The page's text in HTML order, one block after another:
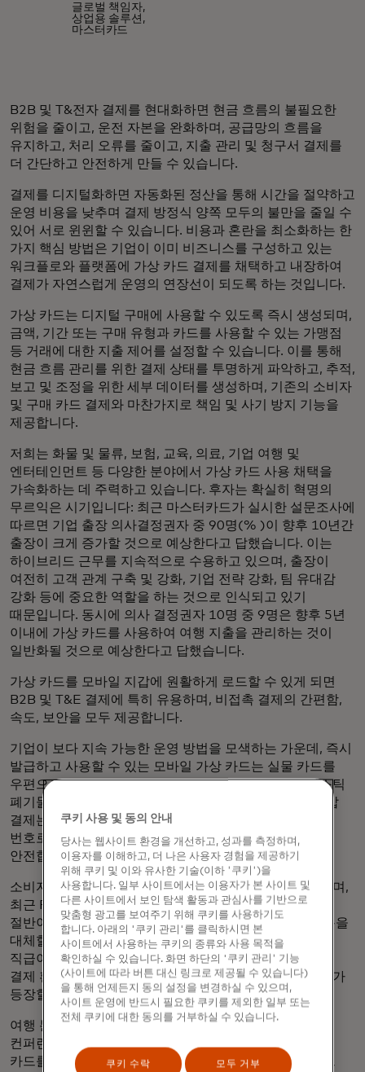
글로벌 책임자,
상업용 솔루션,
마스터카드
B2B 및 T&전자 결제를 현대화하면 현금 흐름의 불필요한
위험을 줄이고, 운전 자본을 완화하며, 공급망의 흐름을
유지하고, 처리 오류를 줄이고, 지출 관리 및 청구서 결제를
더 간단하고 안전하게 만들 수 있습니다.
결제를 디지털화하면 자동화된 정산을 통해 시간을 절약하고
운영 비용을 낮추며 결제 방정식 양쪽 모두의 불만을 줄일 수
있어 서로 윈윈할 수 있습니다. 비용과 혼란을 최소화하는 한
가지 핵심 방법은 기업이 이미 비즈니스를 구성하고 있는
워크플로와 플랫폼에 가상 카드 결제를 채택하고 내장하여
결제가 자연스럽게 운영의 연장선이 되도록 하는 것입니다.
가상 카드는 디지털 구매에 사용할 수 있도록 즉시 생성되며,
금액, 기간 또는 구매 유형과 카드를 사용할 수 있는 가맹점
등 거래에 대한 지출 제어를 설정할 수 있습니다. 이를 통해
현금 흐름 관리를 위한 결제 상태를 투명하게 파악하고, 추적,
보고 및 조정을 위한 세부 데이터를 생성하며, 기존의 소비자
및 구매 카드 결제와 마찬가지로 책임 및 사기 방지 기능을
제공합니다.
저희는 화물 및 물류, 보험, 교육, 의료, 기업 여행 및
엔터테인먼트 등 다양한 분야에서 가상 카드 사용 채택을
가속화하는 데 주력하고 있습니다. 후자는 확실히 혁명의
무르익은 시기입니다: 최근 마스터카드가 실시한 설문조사에
따르면 기업 출장 의사결정권자 중 90명(% )이 향후 10년간
출장이 크게 증가할 것으로 예상한다고 답했습니다. 이는
하이브리드 근무를 지속적으로 수용하고 있으며, 출장이
여전히 고객 관계 구축 및 강화, 기업 전략 강화, 팀 유대감
강화 등에 중요한 역할을 하는 것으로 인식되고 있기
때문입니다. 동시에 의사 결정권자 10명 중 9명은 향후 5년
이내에 가상 카드를 사용하여 여행 지출을 관리하는 것이
일반화될 것으로 예상한다고 답했습니다.
가상 카드를 모바일 지갑에 원활하게 로드할 수 있게 되면
B2B 및 T&E 결제에 특히 유용하며, 비접촉 결제의 간편함,
속도, 보안을 모두 제공합니다.
기업이 보다 지속 가능한 운영 방법을 모색하는 가운데, 즉시
발급하고 사용할 수 있는 모바일 가상 카드는 실물 카드를
우편으로 발송할 필요가 없어 대기 시간을 줄이고 플라스틱
폐기물 문제를 방지할 수 있습니다. 또한 모든 모바일 지갑
결제는 토큰화되어 카드 소유자의 민감한 데이터가 대리
번호로 대체되므로 계정 정보가 절대 노출되지 않아 더욱
안전합니다.
소비자 세계에서 모바일 결제는 점점 더 대중화되고 있으며,
최근 PYMNTS의 설문조사에 따르면 Z세대 소비자의
절반이 모바일 지갑이 실물 지갑의 대부분 또는 모든 사용을
대체할 수 있다고 응답했습니다. 조직에서 젊은 세대의
직급이 높아짐에 따라 비즈니스 세계에서 이러한 원활한
결제 환경을 도입하려는 욕구가 커지고 새로운 사용 사례가
등장할 것으로 예상됩니다.
여행 분야에서 기업은 출장 및 엔터테인먼트부터 이벤트,
컨퍼런스, 내부 회의 관리까지 모든 업무에 모바일 가상
카드를 활용하여 예산에 맞게 관리할 수 있습니다. 이벤트
쿠키 사용 및 동의 안내
당사는 웹사이트 환경을 개선하고, 성과를 측정하며,
이용자를 이해하고, 더 나은 사용자 경험을 제공하기
위해 쿠키 및 이와 유사한 기술(이하 '쿠키')을
사용합니다. 일부 사이트에서는 이용자가 본 사이트 및
다른 사이트에서 보인 탐색 활동과 관심사를 기반으로
맞춤형 광고를 보여주기 위해 쿠키를 사용하기도
합니다. 아래의 '쿠키 관리'를 클릭하시면 본
사이트에서 사용하는 쿠키의 종류와 사용 목적을
확인하실 수 있습니다. 화면 하단의 '쿠키 관리' 기능
(사이트에 따라 버튼 대신 링크로 제공될 수 있습니다)
을 통해 언제든지 동의 설정을 변경하실 수 있으며,
사이트 운영에 반드시 필요한 쿠키를 제외한 일부 또는
전체 쿠키에 대한 동의를 거부하실 수 있습니다.
쿠키 수락 모두 거부